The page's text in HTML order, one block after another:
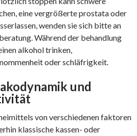
eine vergrößerte prostata oder
wenden sie sich bitte an
Während der behandlung
alkohol trinken,
oder schläfrigkeit.
und
von verschiedenen faktoren
klassische kassen- oder